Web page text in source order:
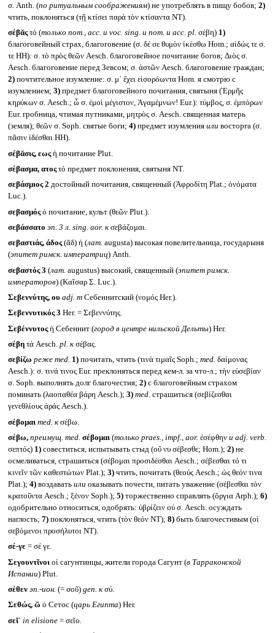
σ. Anth. (по ритуальным соображениям) не употреблять в пищу бобов; 2)
чтить, поклоняться (τῇ κτίσει παρὰ τὸν κτίσαντα NT).
σέβᾰςτό (только nom., acc. и voc. sing. и nom. и acc. pl. σέβη) 1)
благоговейный страх, благоговение (σ. δέ σε θυμὸν ἱκέσθω Hom.; αἰδώς τε σ.
τε HH): σ. τὸ πρὸς θεῶν Aesch. благоговейное почитание богов; Διὸς σ.
Aesch. благоговение перед Зевсом; σ. ἀστῶν Aesch. благоговение граждан;
2)почтительное изумление: σ. μ᾽ ἔχει εἰσορόωντα Hom. я смотрю с
изумлением; 3)предмет благоговейного почитания, святыня (Ἑρμῆς
κηρύκων σ. Aesch.; ὦ σ. ἐμοὶ μέγιστον, Ἀγαμέμνων! Eur.): τύμβος, σ. ἐμπόρων
Eur. гробница, чтимая путниками, μητρὸς σ. Aesch. священная матерь
(земля); θεῶν σ. Soph. святые боги; 4)предмет изумления или восторга (σ.
πᾶσιν ἰδέσθαι HH).
σέβᾰσις, εωςἡ почитание Plut.
σέβασμα, ατοςτό предмет поклонения, святыня NT.
σεβάσμιος 2 достойный почитания, священный (Ἀφροδίτη Plat.; ὀνόματα
Luc.).
σεβασμόςὁ почитание, культ (θεῶν Plut.).
σεβάσσατο эп. 3 л. sing. aor. кσεβάζομαι.
σεβαστιάς, άδος(ᾰδ) ἡ (лат. augusta) высокая повелительница, государыня
(эпитет римск. императриц) Anth.
σεβαστός 3 (лат. augustus) высокий, священный (эпитет римск.
императоров) (Καῖσαρ Σ. Luc.).
Σεβεννύτης, ου adj. mСебеннитский (νομός Her.).
Σεβεννυτικός 3 Her. = Σεβεννύτης.
Σεβέννυτοςἡ Себеннит (город в центре нильской Дельты) Her.
σέβη τά Aesch. pl. кσέβας.
σεβίζω реже med. 1)почитать, чтить (τινὰ τιμαῖς Soph.; med. δαίμονας
Aesch.): σ. τινά τινος Eur. преклоняться перед кем-л. за что-л.; τὴν εὐσεβίαν
σ. Soph. выполнять долг благочестия; 2)с благоговейным страхом
поминать (λαοπαθέα βάρη Aesch.); 3) med. страшиться (σεβίζεσθαι
γενεθλίους ἀράς Aesch.).
σέβομαι med. кσέβω.
σέβω, преимущ. med. σέβομαι (только praes., impf., aor. ἐσέφθην и adj. verb.
σεπτός) 1)совеститься, испытывать стыд (οὔ νυ σέβεσθε; Hom.); 2)не
осмеливаться, страшиться (σέβομαι προσιδέσθαι Aesch.; σέβεσθαι τό τι
κινεῖν τῶν καθεστώτων Plat.); 3)чтить, почитать (θεούς Aesch.; ὡς θεόν τινα
Plat.); 4)воздавать или оказывать почести, питать уважение (σέβεσθαι τὸν
κρατοῦντα Aesch.; ξένον Soph.); 5)торжественно справлять (ὄργια Arph.); 6)
одобрительно относиться, одобрять: ὑβρίζειν οὐ σ. Aesch. осуждать
наглость; 7)поклоняться, чтить (τὸν θεόν NT); 8)быть благочестивым (οἱ
σεβόμενοι προσήλυτοι NT).
σέ-γε = σέ γε.
Σεγουντῖνοι οἱ сагунтинцы, жители города Сагунт (в Тарраконской
Испании) Plut.
σέθεν эп.-ион. (= σοῦ) gen. кσύ.
Σεθώς, ῶ ὁ Сетос (царь Египта) Her.
σεῖ᾽ in elisione= σεῖο.